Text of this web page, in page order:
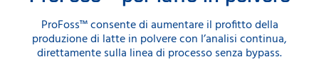
ProFoss™ consente di aumentare il profitto della
produzione di latte in polvere con l’analisi continua,
direttamente sulla linea di processo senza bypass.